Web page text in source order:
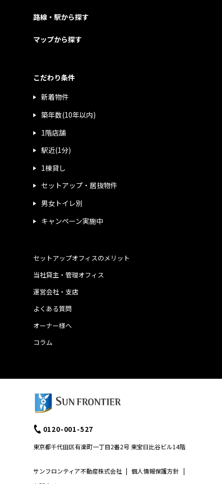
路線・駅から探す
マップから探す
こだわり条件
新着物件
築年数(10年以内)
1階店舗
駅近(1分)
1棟貸し
セットアップ・居抜物件
男女トイレ別
キャンペーン実施中
運営会社・支店
よくある質問
当社貸主・管理オフィス
オーナー様へ
コラム
セットアップオフィスのメリット
サンフロンティア不動産株式会社 | 個人情報保護方針 |
0120-001-527
東京都千代田区有楽町一丁目2番2号 東宝日比谷ビル14階